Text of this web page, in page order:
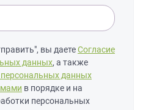
вы даетеСогласие
данных, а также
данных
в порядке и на
персональных